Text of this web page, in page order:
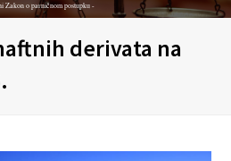
Zakon o parničnom postupku -
derivata na